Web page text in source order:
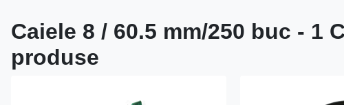
Caiele 8 / 60.5 mm/250 buc - 1
produse